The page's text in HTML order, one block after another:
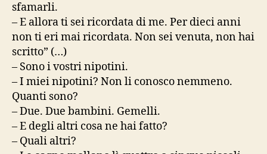
sfamarli.
– E allora ti sei ricordata di me. Per dieci anni
non ti eri mai ricordata. Non sei venuta, non hai
scritto” (…)
– Sono i vostri nipotini.
– I miei nipotini? Non li conosco nemmeno.
Quanti sono?
– Due. Due bambini. Gemelli.
– E degli altri cosa ne hai fatto?
– Quali altri?